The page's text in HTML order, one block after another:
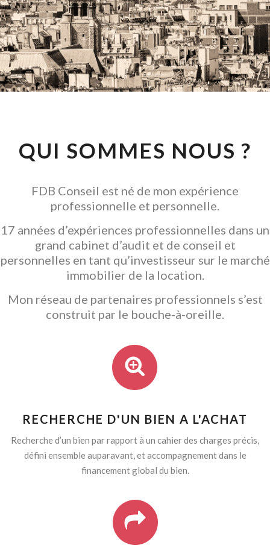
CONSEIL EN
INVESTISSEMENT
LOCATIF
GARANTIR L' ACQUISITION
QUI SOMMES NOUS ?
FDB Conseil est né de mon expérience
professionnelle et personnelle.
17 années d’expériences professionnelles dans un
grand cabinet d’audit et de conseil et
personnelles en tant qu’investisseur sur le marché
immobilier de la location.
Mon réseau de partenaires professionnels s’est
construit par le bouche-à-oreille.
RECHERCHE D'UN BIEN A L'ACHAT
Recherche d’un bien par rapport à un cahier des charges précis,
défini ensemble auparavant, et accompagnement dans le
financement global du bien.